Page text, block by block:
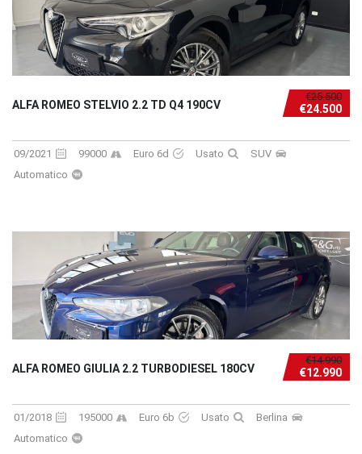
€25.500
€24.500
ALFA ROMEO STELVIO 2.2 TD Q4 190CV
09/2021 99000 Euro 6d Usato
SUV
Automatico
€14.990
€12.990
ALFA ROMEO GIULIA 2.2 TURBODIESEL 180CV
01/2018 195000 Euro 6b Usato
Berlina
Automatico